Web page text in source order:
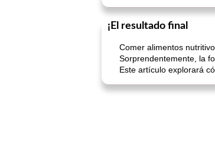
¡El resultado final
Comer alimentos
Sorprendentemente, la
Este artículo explorará